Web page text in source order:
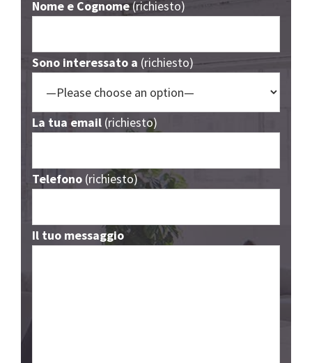
Nome e Cognome(richiesto)
Sono interessato a (richiesto)
La tua email(richiesto)
Telefono(richiesto)
Il tuo messaggio